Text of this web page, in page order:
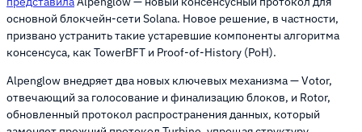
основной блокчейн-сети Solana. Новое решение, в частности,
призвано устранить такие устаревшие компоненты алгоритма
консенсуса, как TowerBFT и Proof-of-History (PoH).
Alpenglow внедряет два новых ключевых механизма — Votor,
отвечающий за голосование и финализацию блоков, и Rotor,
обновленный протокол распространения данных, который